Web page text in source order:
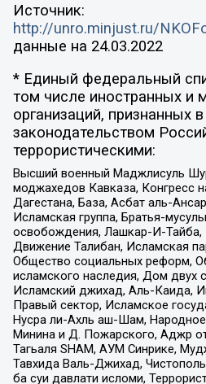
Источник:
http://unro.minjust.ru/
данные на 24.03.2022
* Единый федеральный
том числе иностранных и
организаций, признанных
законодательством
террористическими:
Высший военный Маджлисуль
моджахедов Кавказа, Конгресс
Дагестана, База, Асбат аль-
Исламская группа, Братья-
освобождения, Лашкар-И-Тайба,
Движение Талибан, Исламская
Общество социальных реформ,
исламского наследия, Дом
Исламский джихад, Аль-Каида,
Правый сектор, Исламское
Нусра ли-Ахль аш-Шам,
Минина и Д. Пожарского, Аджр
Тагьаля SHAM, АУМ Синрике,
Тавхида Валь-Джихад,
ба суи давлати исломи,